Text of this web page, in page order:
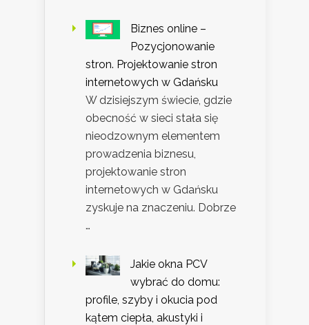
Biznes online –
Pozycjonowanie
stron. Projektowanie stron
internetowych w Gdańsku
W dzisiejszym świecie, gdzie
obecność w sieci stała się
nieodzownym elementem
prowadzenia biznesu,
projektowanie stron
internetowych w Gdańsku
zyskuje na znaczeniu. Dobrze
…
Jakie okna PCV
wybrać do domu:
profile, szyby i okucia pod
kątem ciepła, akustyki i